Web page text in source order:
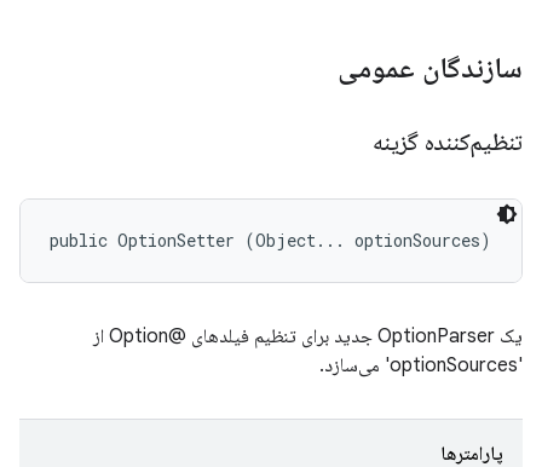
سازندگان عمومی
تنظیم‌کننده گزینه
public OptionSetter (Object... optionSources)
یک OptionParser جدید برای تنظیم فیلدهای @Option از
'optionSources' می‌سازد.
پارامترها